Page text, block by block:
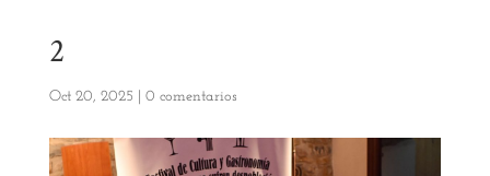
2
Oct 20, 2025 0 comentarios